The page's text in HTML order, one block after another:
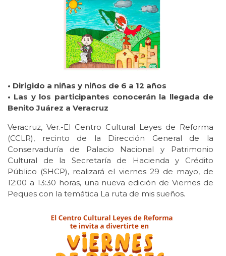
• Dirigido a niñas y niños de 6 a 12 años
• Las y los participantes conocerán la llegada de
Benito Juárez a Veracruz
Veracruz, Ver.-El Centro Cultural Leyes de Reforma
(CCLR), recinto de la Dirección General de la
Conservaduría de Palacio Nacional y Patrimonio
Cultural de la Secretaría de Hacienda y Crédito
Público (SHCP), realizará el viernes 29 de mayo, de
12:00 a 13:30 horas, una nueva edición de Viernes de
Peques con la temática La ruta de mis sueños.